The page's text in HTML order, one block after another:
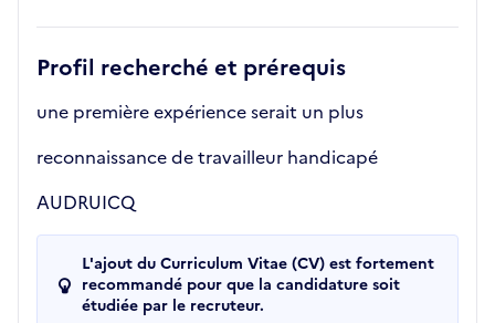
Profil recherché et prérequis
une première expérience serait un plus
reconnaissance de travailleur handicapé
AUDRUICQ
L'ajout du Curriculum Vitae (CV) est fortement
recommandé pour que la candidature soit
étudiée par le recruteur.